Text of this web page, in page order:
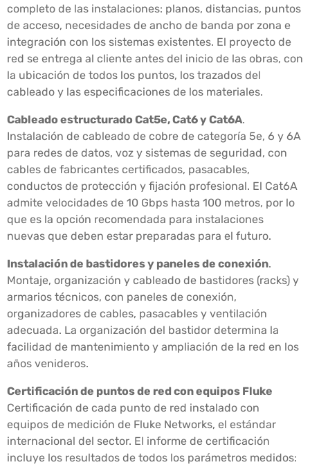
completo de las instalaciones: planos, distancias, puntos
de acceso, necesidades de ancho de banda por zona e
integración con los sistemas existentes. El proyecto de
red se entrega al cliente antes del inicio de las obras, con
la ubicación de todos los puntos, los trazados del
cableado y las especificaciones de los materiales.
Cableado estructurado Cat5e, Cat6 y Cat6A.
Instalación de cableado de cobre de categoría 5e, 6 y 6A
para redes de datos, voz y sistemas de seguridad, con
cables de fabricantes certificados, pasacables,
conductos de protección y fijación profesional. El Cat6A
admite velocidades de 10 Gbps hasta 100 metros, por lo
que es la opción recomendada para instalaciones
nuevas que deben estar preparadas para el futuro.
Instalación de bastidores y paneles de conexión.
Montaje, organización y cableado de bastidores (racks) y
armarios técnicos, con paneles de conexión,
organizadores de cables, pasacables y ventilación
adecuada. La organización del bastidor determina la
facilidad de mantenimiento y ampliación de la red en los
años venideros.
Certificación de puntos de red con equipos Fluke
Certificación de cada punto de red instalado con
equipos de medición de Fluke Networks, el estándar
internacional del sector. El informe de certificación
incluye los resultados de todos los parámetros medidos: